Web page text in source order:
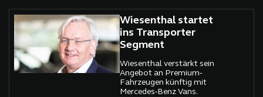
der Händlervertrag mit
Mercedes-Benz Vans.
Wiesenthal startet
ins Transporter
Segment
Wiesenthal verstärkt sein
Angebot an Premium-
Fahrzeugen künftig mit
Mercedes-Benz Vans.